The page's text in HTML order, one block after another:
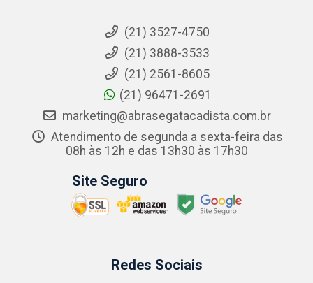
(21) 3527-4750
(21) 3888-3533
(21) 2561-8605
(21) 96471-2691
marketing@abrasegatacadista.com.br
Atendimento de segunda a sexta-feira das
08h às 12h e das 13h30 às 17h30
Site Seguro
Redes Sociais